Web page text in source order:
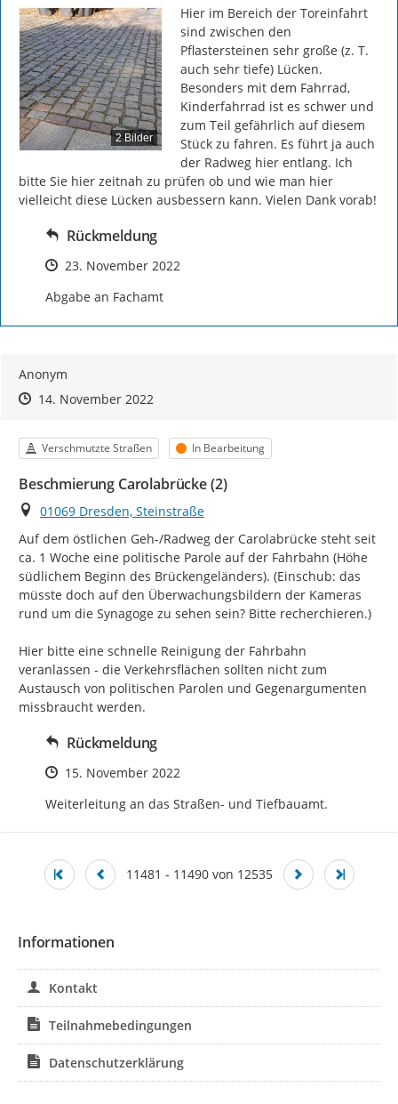
2 Bilder
Hier im Bereich der Toreinfahrt
sind zwischen den
Pflastersteinen sehr große (z. T.
auch sehr tiefe) Lücken.
Besonders mit dem Fahrrad,
Kinderfahrrad ist es schwer und
zum Teil gefährlich auf diesem
Stück zu fahren. Es führt ja auch
der Radweg hier entlang. Ich
bitte Sie hier zeitnah zu prüfen ob und wie man hier
vielleicht diese Lücken ausbessern kann. Vielen Dank vorab!
Rückmeldung
Zeitpunkt des Erstellens
23. November 2022
Abgabe an Fachamt
Anonym
Zeitpunkt des Erstellens
Zeitpunkt des Erstellens
14. November 2022Zur Äußerung
Kategorie
Verschmutzte Straßen Status
In Bearbeitung
Beschmierung Carolabrücke (2)
Ort
01069 Dresden, Steinstraße
Auf dem östlichen Geh-/Radweg der Carolabrücke steht seit
ca. 1 Woche eine politische Parole auf der Fahrbahn (Höhe
südlichem Beginn des Brückengeländers). (Einschub: das
müsste doch auf den Überwachungsbildern der Kameras
rund um die Synagoge zu sehen sein? Bitte recherchieren.)
Hier bitte eine schnelle Reinigung der Fahrbahn
veranlassen - die Verkehrsflächen sollten nicht zum
Austausch von politischen Parolen und Gegenargumenten
missbraucht werden.
Rückmeldung
Zeitpunkt des Erstellens
15. November 2022
Weiterleitung an das Straßen- und Tiefbauamt.
11481 - 11490 von 12535
Informationen
Kontakt
Teilnahmebedingungen
Datenschutzerklärung